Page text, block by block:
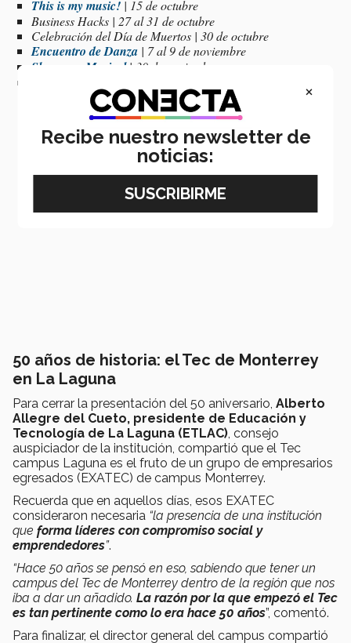
This is my music! | 15 de octubre
Business Hacks | 27 al 31 de octubre
Celebración del Día de Muertos | 30 de octubre
Encuentro de Danza | 7 al 9 de noviembre
Showcase Musical| 30 de noviembre
50 años de historia: el Tec de Monterrey
en La Laguna
Para cerrar la presentación del 50 aniversario, Alberto
Allegre del Cueto, presidente de Educación y
Tecnología de La Laguna (ETLAC), consejo
auspiciador de la institución, compartió que el Tec
campus Laguna es el fruto de un grupo de empresarios
egresados (EXATEC) de campus Monterrey.
Recuerda que en aquellos días, esos EXATEC
consideraron necesaria “la presencia de una institución
que forma líderes con compromiso social y
emprendedores”.
“Hace 50 años se pensó en eso, sabiendo que tener un
campus del Tec de Monterrey dentro de la región que nos
iba a dar un añadido. La razón por la que empezó el Tec
es tan pertinente como lo era hace 50 años”, comentó.
Para finalizar, el director general del campus compartió
×
Recibe nuestro newsletter de
noticias: